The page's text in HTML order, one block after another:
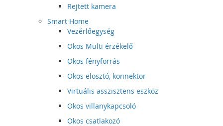
Rejtett kamera
Smart Home
Vezérlőegység
Okos Multi érzékelő
Okos fényforrás
Okos elosztó, konnektor
Virtuális asszisztens eszköz
Okos villanykapcsoló
Okos csatlakozó